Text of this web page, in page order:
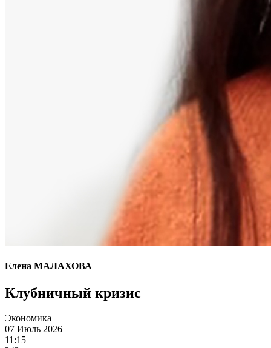
Елена МАЛАХОВА
Клубничный кризис
Экономика
07 Июль 2026
11:15